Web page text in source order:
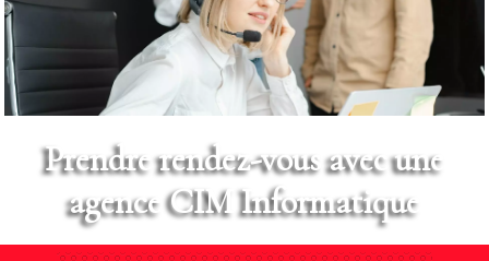
Prendre rendez-vous avec une
agence CIM Informatique